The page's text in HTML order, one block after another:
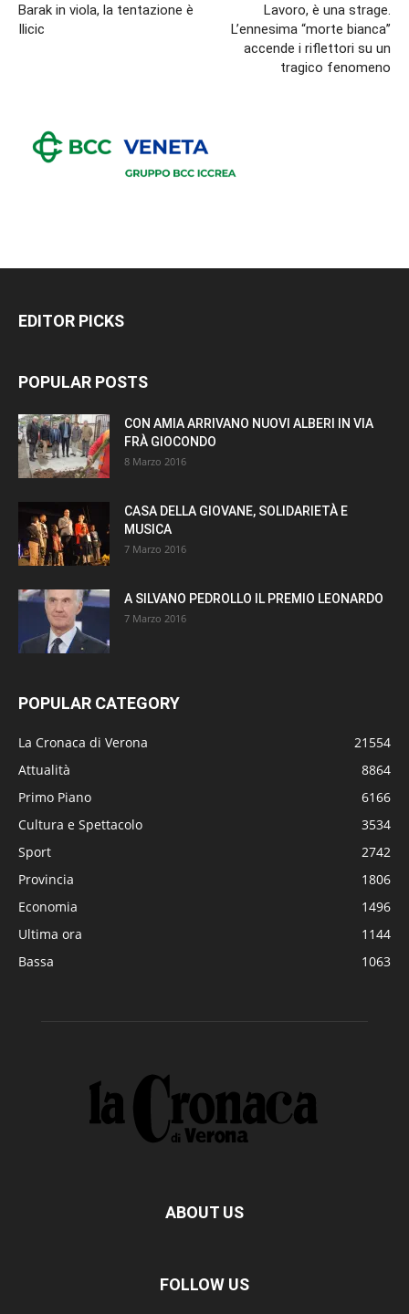
Barak in viola, la tentazione è
Ilicic
Lavoro, è una strage.
L’ennesima “morte bianca’’
accende i riflettori su un
tragico fenomeno
EDITOR PICKS
POPULAR POSTS
CON AMIA ARRIVANO NUOVI ALBERI IN VIA
FRÀ GIOCONDO
8 Marzo 2016
CASA DELLA GIOVANE, SOLIDARIETÀ E
MUSICA
7 Marzo 2016
A SILVANO PEDROLLO IL PREMIO LEONARDO
7 Marzo 2016
POPULAR CATEGORY
La Cronaca di Verona
21554
Attualità
8864
Primo Piano
6166
Cultura e Spettacolo
3534
Sport
2742
Provincia
1806
Economia
1496
Ultima ora
1144
Bassa
1063
ABOUT US
FOLLOW US